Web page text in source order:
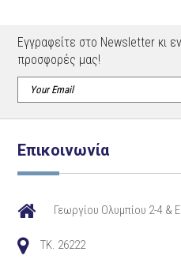
Εγγραφείτε στο Newsletter κι
προσφορές μας!
Επικοινωνία
Γεωργίου Ολυμπίου 2-4 &
TK. 26222